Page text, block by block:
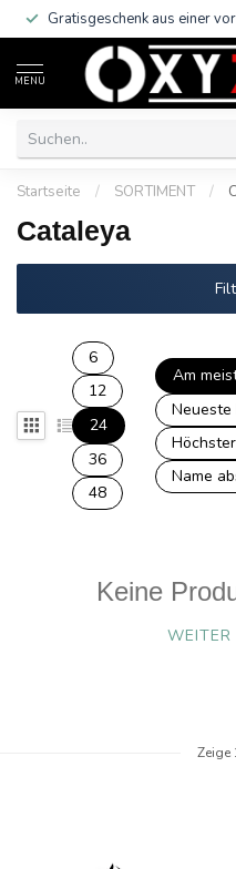
Gratisgeschenk aus einer
MENU
Startseite / SORTIMENT /
Cataleya
6
12
24
36
48
Am
Neueste
Name
Keine
WEITER
Zeige